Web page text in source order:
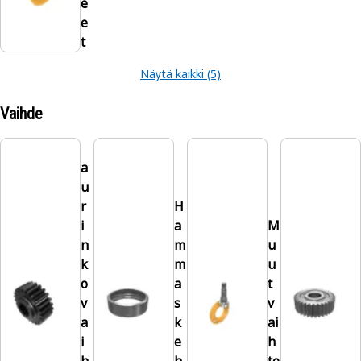
e
t
Näytä kaikki (5)
Vaihde
a
u
r
i
n
k
o
v
a
i
H
a
m
m
a
s
k
e
M
u
u
t
v
ai
h